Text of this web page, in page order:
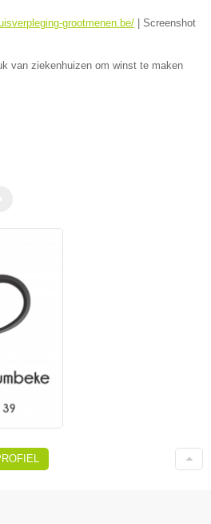
grootmenen.be/
Screenshot
van ziekenhuizen om winst te maken